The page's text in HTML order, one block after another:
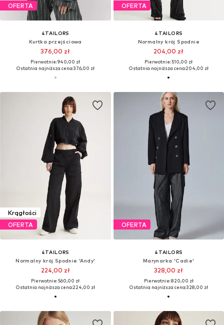
OFERTA
4TAILORS
Kurtka przejściowa
376,00 zł
Pierwotnie: 940,00 zł
Ostatnia najniższa cena:376,00 zł
OFERTA
4TAILORS
Normalny krój Spodnie
204,00 zł
Pierwotnie: 510,00 zł
Ostatnia najniższa cena:204,00 zł
Krągłości
OFERTA
4TAILORS
Normalny krój Spodnie 'Andy'
224,00 zł
Pierwotnie: 560,00 zł
Ostatnia najniższa cena:224,00 zł
OFERTA
4TAILORS
Marynarka 'Cadie'
328,00 zł
Pierwotnie: 820,00 zł
Ostatnia najniższa cena:328,00 zł